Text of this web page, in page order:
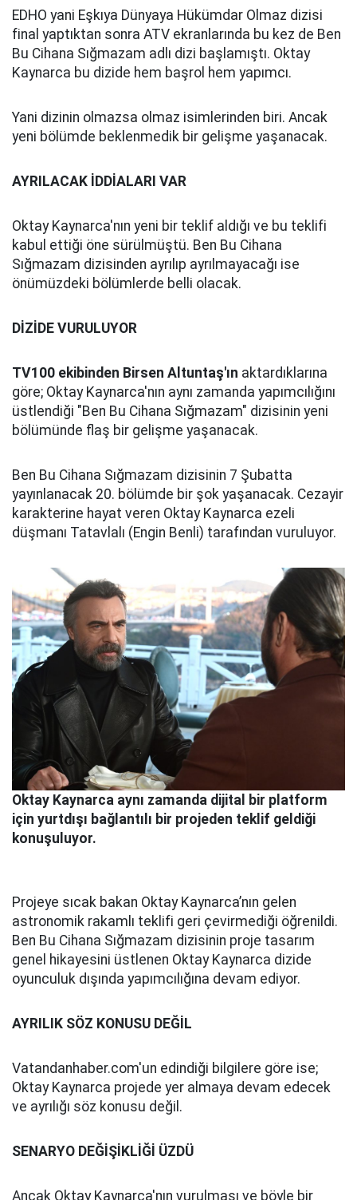
EDHO yani Eşkıya Dünyaya Hükümdar Olmaz dizisi
final yaptıktan sonra ATV ekranlarında bu kez de Ben
Bu Cihana Sığmazam adlı dizi başlamıştı. Oktay
Kaynarca bu dizide hem başrol hem yapımcı.
Yani dizinin olmazsa olmaz isimlerinden biri. Ancak
yeni bölümde beklenmedik bir gelişme yaşanacak.
AYRILACAK İDDİALARI VAR
Oktay Kaynarca'nın yeni bir teklif aldığı ve bu teklifi
kabul ettiği öne sürülmüştü. Ben Bu Cihana
Sığmazam dizisinden ayrılıp ayrılmayacağı ise
önümüzdeki bölümlerde belli olacak.
DİZİDE VURULUYOR
TV100 ekibinden Birsen Altuntaş'ın aktardıklarına
göre; Oktay Kaynarca'nın aynı zamanda yapımcılığını
üstlendiği "Ben Bu Cihana Sığmazam" dizisinin yeni
bölümünde flaş bir gelişme yaşanacak.
Ben Bu Cihana Sığmazam dizisinin 7 Şubatta
yayınlanacak 20. bölümde bir şok yaşanacak. Cezayir
karakterine hayat veren Oktay Kaynarca ezeli
düşmanı Tatavlalı (Engin Benli) tarafından vuruluyor.
Oktay Kaynarca aynı zamanda dijital bir platform
için yurtdışı bağlantılı bir projeden teklif geldiği
konuşuluyor.
Projeye sıcak bakan Oktay Kaynarca’nın gelen
astronomik rakamlı teklifi geri çevirmediği öğrenildi.
Ben Bu Cihana Sığmazam dizisinin proje tasarım
genel hikayesini üstlenen Oktay Kaynarca dizide
oyunculuk dışında yapımcılığına devam ediyor.
AYRILIK SÖZ KONUSU DEĞİL
Vatandanhaber.com'un edindiği bilgilere göre ise;
Oktay Kaynarca projede yer almaya devam edecek
ve ayrılığı söz konusu değil.
SENARYO DEĞİŞİKLİĞİ ÜZDÜ
Ancak Oktay Kaynarca'nın vurulması ve böyle bir